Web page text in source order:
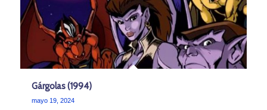
Gárgolas (1994)
mayo 19, 2024